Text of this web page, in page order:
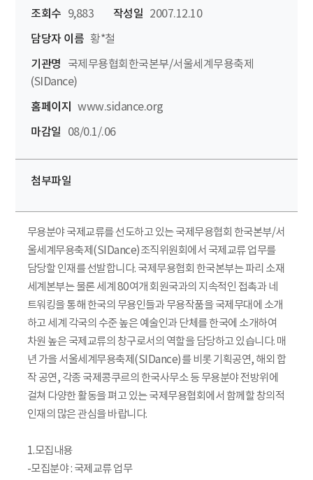
조회수 9,883 작성일
2007.12.10
담당자 이름 황*철
기관명
국제무용협회한국본부/서울세계무용축제
(SIDance)
홈페이지
www.sidance.org
마감일
08/0.1/.06
첨부파일
무용분야 국제교류를 선도하고 있는 국제무용협회 한국본부/서
울세계무용축제(SIDance)조직위원회에서 국제교류 업무를
담당할 인재를 선발합니다. 국제무용협회 한국본부는 파리 소재
세계본부는 물론 세계 80여개 회원국과의 지속적인 접촉과 네
트워킹을 통해 한국의 무용인들과 무용작품을 국제무대에 소개
하고 세계 각국의 수준 높은 예술인과 단체를 한국에 소개하여
차원 높은 국제교류의 창구로서의 역할을 담당하고 있습니다. 매
년 가을 서울세계무용축제(SIDance)를 비롯 기획공연, 해외 합
작 공연, 각종 국제콩쿠르의 한국사무소 등 무용분야 전방위에
걸쳐 다양한 활동을 펴고 있는 국제무용협회에서 함께할 창의적
인재의 많은 관심을 바랍니다.
1.모집내용
-모집분야 : 국제교류 업무